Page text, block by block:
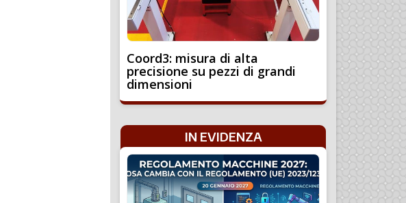
Coord3: misura di alta
precisione su pezzi di grandi
dimensioni
IN EVIDENZA